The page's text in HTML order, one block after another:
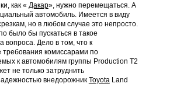
как « Дакар», нужно перемещаться. А
автомобиль. Имеется в виду
но в любом случае это непросто.
было бы пускаться в такое
вопроса. Дело в том, что к
комиссарами по
к автомобилям группы Production Т2
не только затруднить
внедорожник Toyota Land